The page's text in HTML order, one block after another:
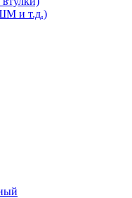
и т.д.)